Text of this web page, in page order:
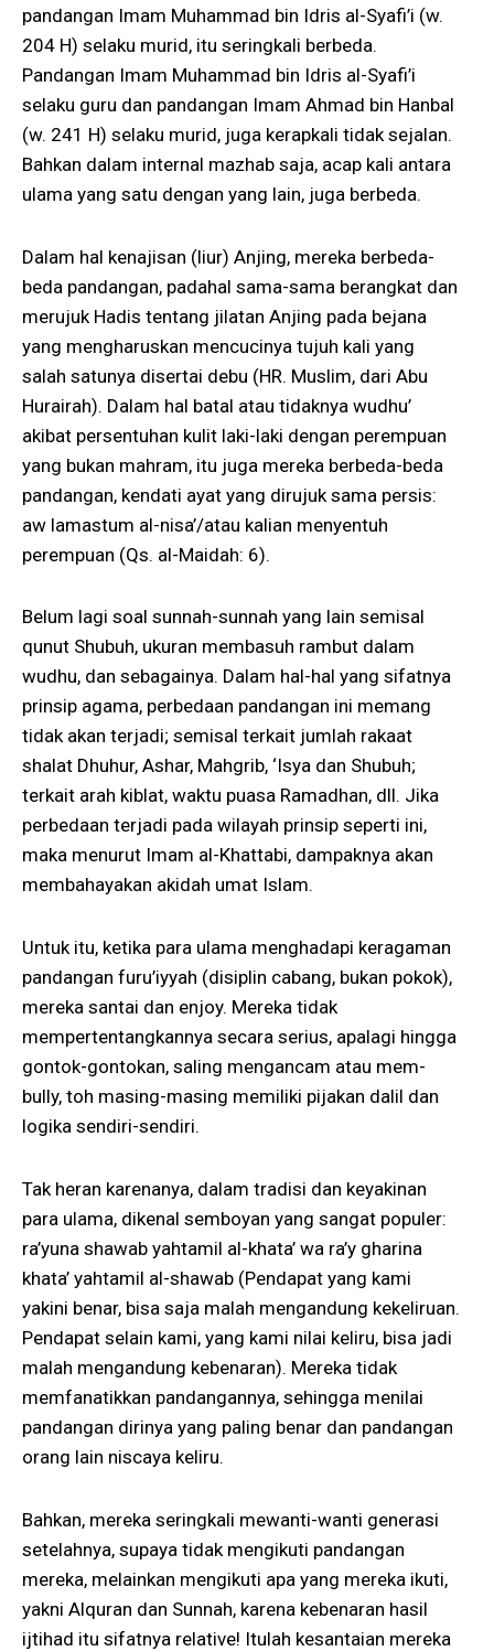
pandangan Imam Muhammad bin Idris al-Syafi’i (w.
204 H) selaku murid, itu seringkali berbeda.
Pandangan Imam Muhammad bin Idris al-Syafi’i
selaku guru dan pandangan Imam Ahmad bin Hanbal
(w. 241 H) selaku murid, juga kerapkali tidak sejalan.
Bahkan dalam internal mazhab saja, acap kali antara
ulama yang satu dengan yang lain, juga berbeda.
Dalam hal kenajisan (liur) Anjing, mereka berbeda-
beda pandangan, padahal sama-sama berangkat dan
merujuk Hadis tentang jilatan Anjing pada bejana
yang mengharuskan mencucinya tujuh kali yang
salah satunya disertai debu (HR. Muslim, dari Abu
Hurairah). Dalam hal batal atau tidaknya wudhu’
akibat persentuhan kulit laki-laki dengan perempuan
yang bukan mahram, itu juga mereka berbeda-beda
pandangan, kendati ayat yang dirujuk sama persis:
aw lamastum al-nisa’/atau kalian menyentuh
perempuan (Qs. al-Maidah: 6).
Belum lagi soal sunnah-sunnah yang lain semisal
qunut Shubuh, ukuran membasuh rambut dalam
wudhu, dan sebagainya. Dalam hal-hal yang sifatnya
prinsip agama, perbedaan pandangan ini memang
tidak akan terjadi; semisal terkait jumlah rakaat
shalat Dhuhur, Ashar, Mahgrib, ‘Isya dan Shubuh;
terkait arah kiblat, waktu puasa Ramadhan, dll. Jika
perbedaan terjadi pada wilayah prinsip seperti ini,
maka menurut Imam al-Khattabi, dampaknya akan
membahayakan akidah umat Islam.
Untuk itu, ketika para ulama menghadapi keragaman
pandangan furu’iyyah (disiplin cabang, bukan pokok),
mereka santai dan enjoy. Mereka tidak
mempertentangkannya secara serius, apalagi hingga
gontok-gontokan, saling mengancam atau mem-
bully, toh masing-masing memiliki pijakan dalil dan
logika sendiri-sendiri.
Tak heran karenanya, dalam tradisi dan keyakinan
para ulama, dikenal semboyan yang sangat populer:
ra’yuna shawab yahtamil al-khata’ wa ra’y gharina
khata’ yahtamil al-shawab (Pendapat yang kami
yakini benar, bisa saja malah mengandung kekeliruan.
Pendapat selain kami, yang kami nilai keliru, bisa jadi
malah mengandung kebenaran). Mereka tidak
memfanatikkan pandangannya, sehingga menilai
pandangan dirinya yang paling benar dan pandangan
orang lain niscaya keliru.
Bahkan, mereka seringkali mewanti-wanti generasi
setelahnya, supaya tidak mengikuti pandangan
mereka, melainkan mengikuti apa yang mereka ikuti,
yakni Alquran dan Sunnah, karena kebenaran hasil
ijtihad itu sifatnya relative! Itulah kesantaian mereka